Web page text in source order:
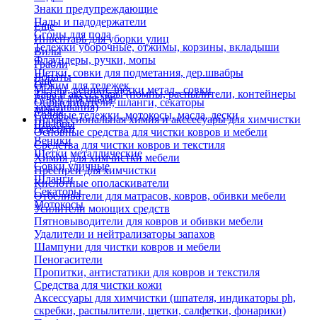
Знаки предупреждающие
Пады и падодержатели
Сгоны для пола
Тележки уборочные, отжимы, корзины, вкладыши
Флаундеры, ручки, мопы
Щетки, совки для подметания, дер.швабры
Отжим для тележек
Ручки для швабр
Мопы
Швабры
Еще
Инвентарь для уборки улиц
Вилы
Грабли
Лопаты
Метлы, веники, щетки метал., совки
Опрыскиватели, шланги, секаторы
Садовые тележки, мотокосы, масла, лески
Черенки
Веники
Щетки металлические
Совки уличные
Шланги
Секаторы
Мотокосы
Еще
Тара и аксессуары (помпы, распылители, контейнеры
замачивания)
Профессиональная химия и акссесуары для химчистки
Основные средства для чистки ковров и мебели
Средства для чистки ковров и текстиля
Химия для химчистки мебели
Преспреи для химчистки
Кислотные ополаскиватели
Отбеливатели для матрасов, ковров, обивки мебели
Усилители моющих средств
Пятновыводители для ковров и обивки мебели
Удалители и нейтрализаторы запахов
Шампуни для чистки ковров и мебели
Пеногасители
Пропитки, антистатики для ковров и текстиля
Средства для чистки кожи
Аксессуары для химчистки (шпателя, индикаторы ph,
скребки, распылители, щетки, салфетки, фонарики)